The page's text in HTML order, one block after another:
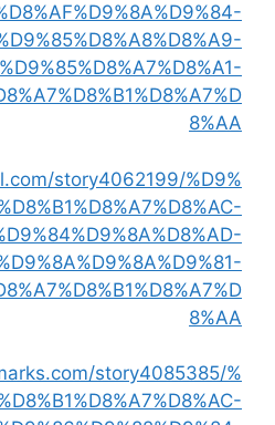
%D9%85%D8%A7%D8%A1-
8%AA
story4062199/%D9%
8%AA
story4085385/%